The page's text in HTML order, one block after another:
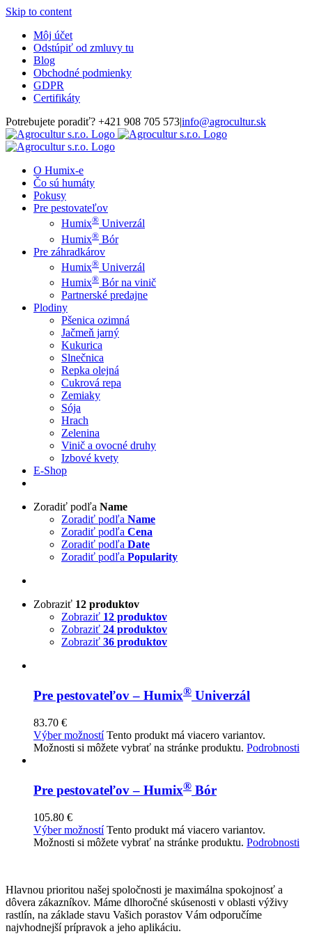
Skip to content
Môj účet
Odstúpiť od zmluvy tu
Blog
Obchodné podmienky
GDPR
Certifikáty
Potrebujete poradiť? +421 908 705 573|info@agrocultur.sk
O Humix-e
Čo sú humáty
Pokusy
Pre pestovateľov
Humix® Univerzál
Humix® Bór
Pre záhradkárov
Humix® Univerzál
Humix® Bór na vinič
Partnerské predajne
Plodiny
Pšenica ozimná
Jačmeň jarný
Kukurica
Slnečnica
Repka olejná
Cukrová repa
Zemiaky
Sója
Hrach
Zelenina
Vinič a ovocné druhy
Izbové kvety
E-Shop
Zoradiť podľa Name
Zoradiť podľa Name
Zoradiť podľa Cena
Zoradiť podľa Date
Zoradiť podľa Popularity
Zobraziť 12 produktov
Zobraziť 12 produktov
Zobraziť 24 produktov
Zobraziť 36 produktov
Pre pestovateľov – Humix® Univerzál
83.70 €
Výber možností Tento produkt má viacero variantov.
Možnosti si môžete vybrať na stránke produktu. Podrobnosti
Pre pestovateľov – Humix® Bór
105.80 €
Výber možností Tento produkt má viacero variantov.
Možnosti si môžete vybrať na stránke produktu. Podrobnosti
Hlavnou prioritou našej spoločnosti je maximálna spokojnosť a
dôvera zákazníkov. Máme dlhoročné skúsenosti v oblasti výživy
rastlín, na základe stavu Vašich porastov Vám odporučíme
najvhodnejší prípravok a jeho aplikáciu.